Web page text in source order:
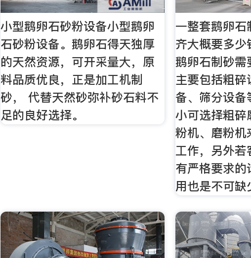
小型鹅卵石砂粉设备小型鹅卵
石砂粉设备。鹅卵石得天独厚
的天然资源，可开采量大，原
料品质优良，正是加工机制
砂， 代替天然砂弥补砂石料不
足的良好选择。
一整套鹅卵
齐大概要多
鹅卵石制砂
主要包括粗
备、筛分设
小可选择粗碎
粉机、磨粉机
工作，另外
有严格要求
用也是不可缺